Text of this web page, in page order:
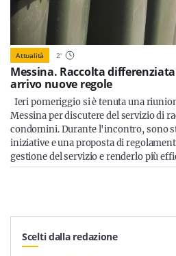
Attualità 2'
Messina. Raccolta
arrivo nuove regole
Ieri pomeriggio si è tenuta una
Messina per discutere del servizio di
condomini. Durante l'incontro, sono
iniziative e una proposta di
gestione del servizio e renderlo più
Scelti dalla redazione